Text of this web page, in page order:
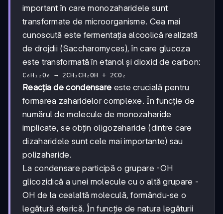
important în care monozaharidele sunt
transformate de microorganisme. Cea mai
cunoscută este fermentația alcoolică realizată
de drojdii (Saccharomyces), în care glucoza
este transformată în etanol și dioxid de carbon:
C₆H₁₂O₆ → 2CH₃CH₂OH + 2CO₂
Reacția de condensare este crucială pentru
formarea zaharidelor complexe. În funcție de
numărul de molecule de monozaharide
implicate, se obțin oligozaharide (dintre care
dizaharidele sunt cele mai importante) sau
polizaharide.
La condensare participă o grupare -OH
glicozidică a unei molecule cu o altă grupare -
OH de la cealaltă moleculă, formându-se o
legătură eterică. În funcție de natura legăturii